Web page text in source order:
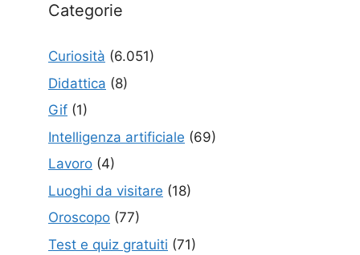
Categorie
Curiosità (6.051)
Didattica (8)
Gif (1)
Intelligenza artificiale (69)
Lavoro (4)
Luoghi da visitare (18)
Oroscopo (77)
Test e quiz gratuiti (71)